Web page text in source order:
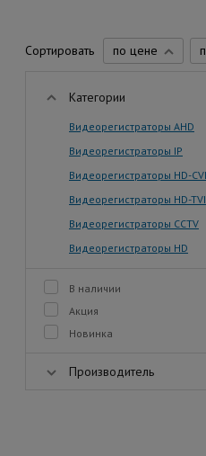
Сортировать по цене
Категории
Видеорегистраторы AHD
Видеорегистраторы IP
Видеорегистраторы HD-CVI
Видеорегистраторы HD-TVI
Видеорегистраторы CCTV
Видеорегистраторы HD
В наличии
Акция
Новинка
Производитель